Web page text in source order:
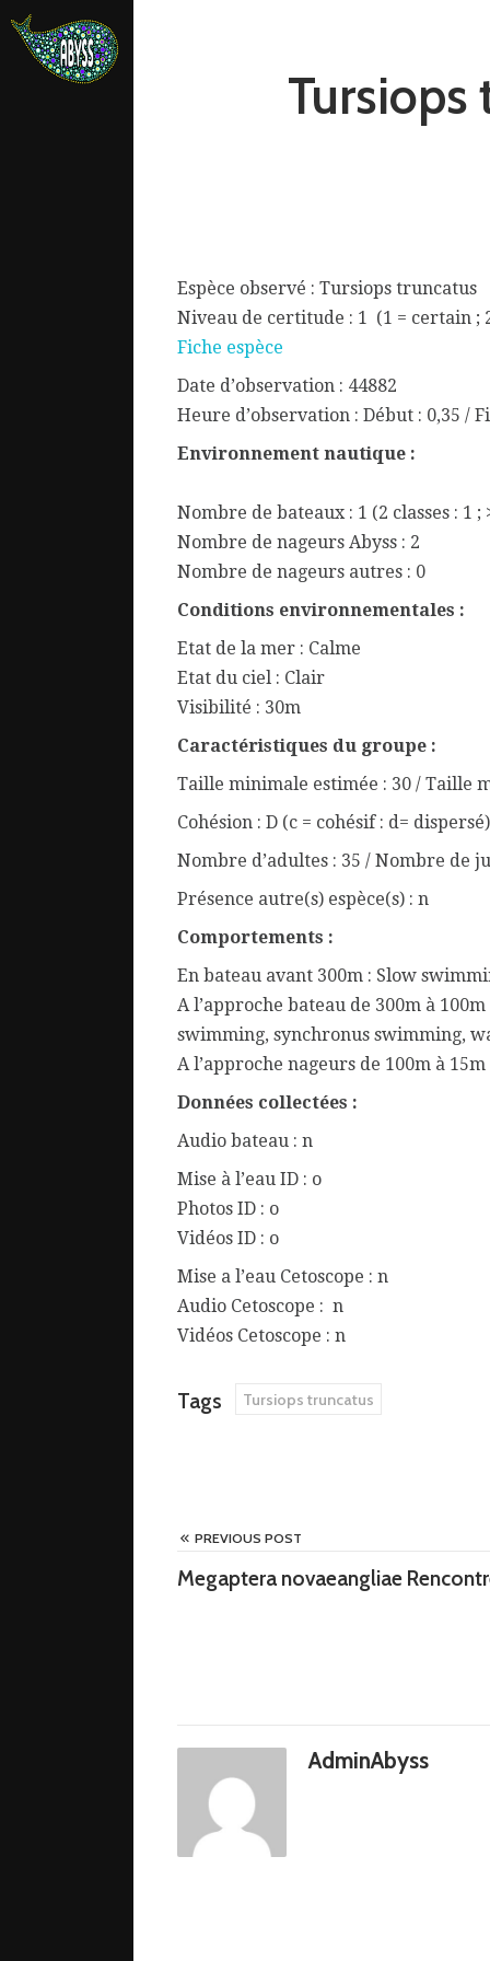
Tursiops
Espèce observé : Tursiops truncatus
Niveau de certitude : 1 (1 = certain ;
Fiche espèce
Date d’observation : 44882
Heure d’observation : Début : 0,35 /
Environnement nautique :
Nombre de bateaux : 1 (2 classes : 1 ;
Nombre de nageurs Abyss : 2
Nombre de nageurs autres : 0
Conditions environnementales :
Etat de la mer : Calme
Etat du ciel : Clair
Visibilité : 30m
Caractéristiques du groupe :
Taille minimale estimée : 30 / Taille
Cohésion : D (c = cohésif : d= dispersé)
Nombre d’adultes : 35 / Nombre de
Présence autre(s) espèce(s) : n
Comportements :
En bateau avant 300m : Slow
A l’approche bateau de 300m à
swimming, synchronus swimming,
A l’approche nageurs de 100m à
Données collectées :
Audio bateau : n
Mise à l’eau ID : o
Photos ID : o
Vidéos ID : o
Mise a l’eau Cetoscope : n
Audio Cetoscope : n
Vidéos Cetoscope : n
Tags Tursiops truncatus
PREVIOUS POST
Megaptera novaeangliae
AdminAbyss